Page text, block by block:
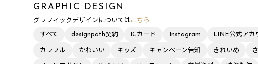
GRAPHIC DESIGN
グラフィックデザインについては こちら
すべて designpath契約 ICカード Instagram LINE公式アカ
カラフル かわいい キッズ キャンペーン告知 きれいめ